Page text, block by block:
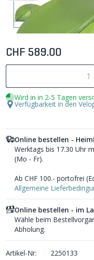
CHF 589.00
Wird in in 2-5 Tagen
Verfügbarkeit in den
Online bestellen -
Werktags bis 17.30 Uhr
(Mo - Fr).
Ab CHF 100.- portofrei
Allgemeine
Online bestellen - im
Wähle beim
Abholung.
Artikel-Nr:
2250133